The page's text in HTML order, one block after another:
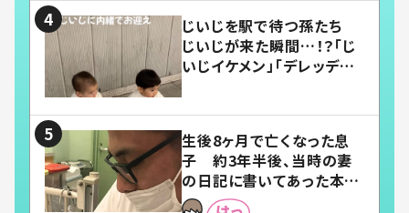
じいじを駅で待つ孫たち
じいじが来た瞬間…！？「じ
いじイケメン」「デレッデレ」
生後8ヶ月で亡くなった息
子 約3年半後、当時の妻
の日記に書いてあった本音
とは